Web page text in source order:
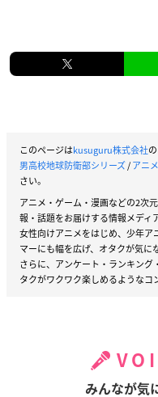
このページはkusuguru株式会社
男高校地球防衛部シリーズ/アニメ
さい。
アニメ・ゲーム・漫画などの2次
報・話題をお届けする情報メディ
女性向けアニメをはじめ、少年
マーにも幅を広げ、オタクが気に
さらに、アンケート・ランキン
タクがワクワク楽しめるようなコ
みんなが気